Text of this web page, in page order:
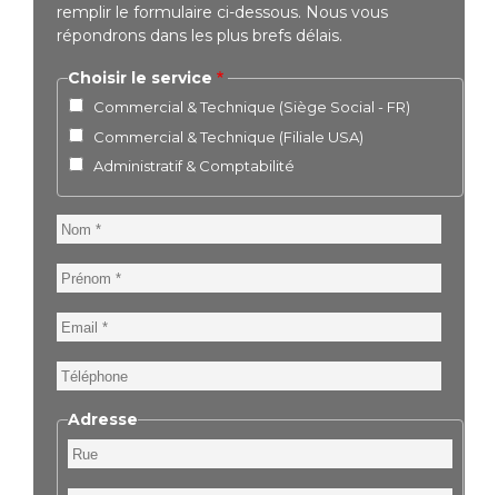
remplir le formulaire ci-dessous. Nous vous
répondrons dans les plus brefs délais.
Choisir le service
Commercial & Technique (Siège Social - FR)
Commercial & Technique (Filiale USA)
Administratif & Comptabilité
Nom
Prénom
Email
Téléphone
Adresse
Rue